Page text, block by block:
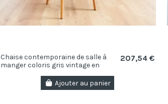
Chaise contemporaine de salle à
manger coloris gris vintage en
207,54 €
Ajouter au panier